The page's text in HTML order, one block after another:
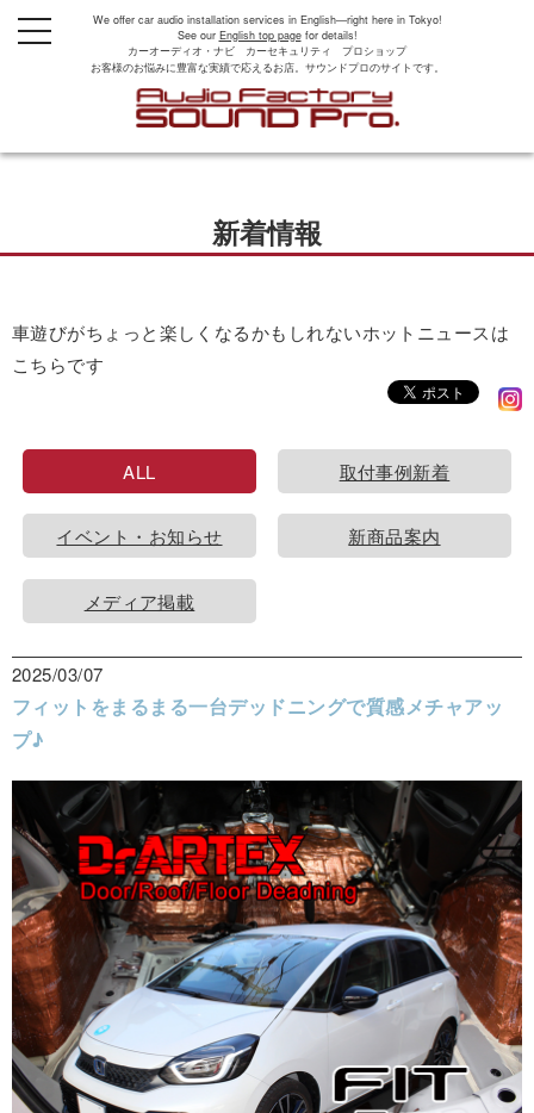
We offer car audio installation services in English—right here in Tokyo!
See our English top pagefor details!
カーオーディオ・ナビ カーセキュリティ プロショップ
お客様のお悩みに豊富な実績で応えるお店。サウンドプロのサイトです。
t
o
a
i
新着情報
車遊びがちょっと楽しくなるかもしれないホットニュースは
こちらです
ALL 取付事例新着
イベント・お知らせ 新商品案内
メディア掲載
2025/03/07
フィットをまるまる一台デッドニングで質感メチャアッ
プ♪